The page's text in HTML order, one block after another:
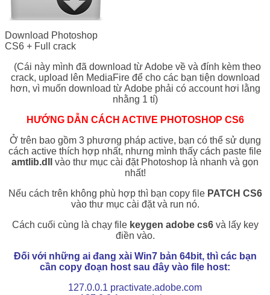
Download Photoshop
CS6 + Full crack
(Cái này mình đã download từ Adobe về và đính kèm theo
crack, upload lên MediaFire để cho các bạn tiện download
hơn, vì muốn download từ Adobe phải có account hơi lằng
nhằng 1 tí)
HƯỚNG DẪN CÁCH ACTIVE PHOTOSHOP CS6
Ở trên bao gồm 3 phương pháp active, bạn có thể sử dụng
cách active thích hợp nhất, nhưng mình thấy cách paste file
amtlib.dll
vào thư mục cài đặt Photoshop là nhanh và gọn
nhất!
Nếu cách trên không phù hợp thì bạn copy file PATCH CS6
vào thư mục cài đặt và run nó.
Cách cuối cùng là chạy file keygen adobe cs6và lấy key
điền vào.
Đối với những ai đang xài Win7 bản 64bit, thì các bạn
cần copy đoạn host sau đây vào file host:
127.0.0.1 practivate.adobe.com